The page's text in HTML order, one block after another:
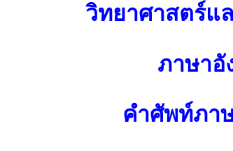
วิทยาศาสตร์แ
ภาษาอั
คำศัพท์ภา